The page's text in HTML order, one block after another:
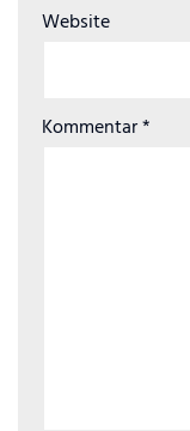
Website
Kommentar*